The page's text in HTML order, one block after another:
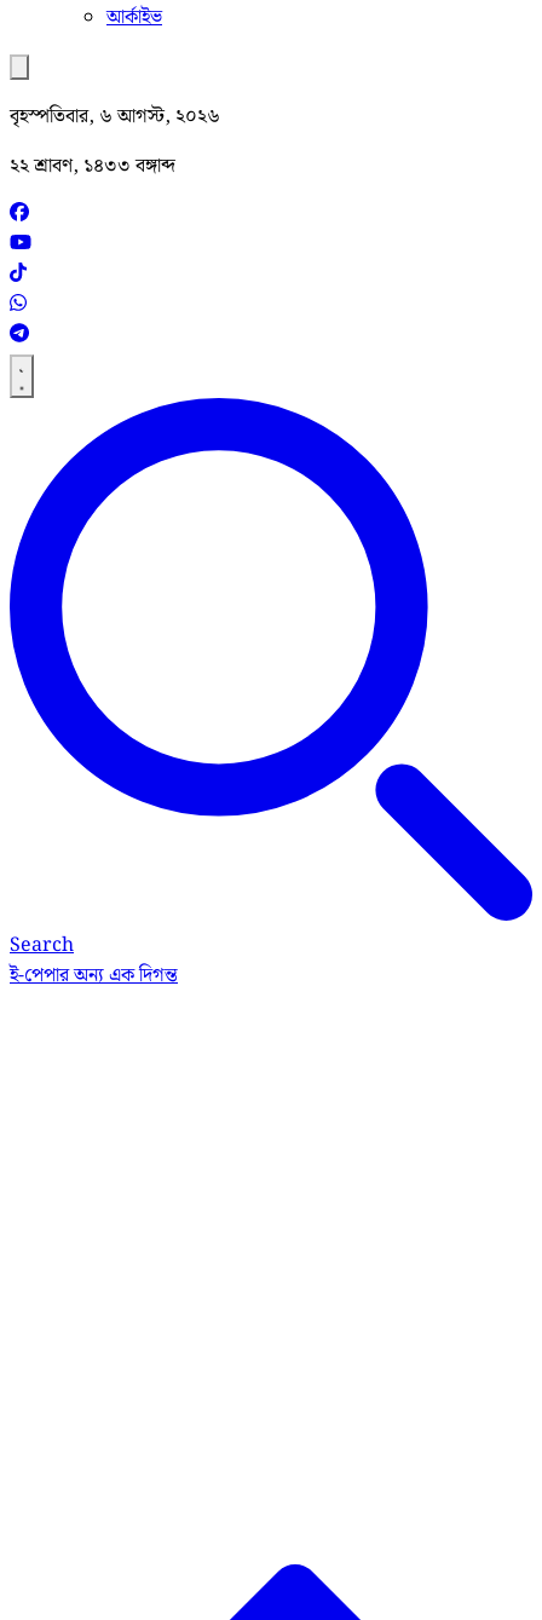
আর্কাইভ
বৃহস্পতিবার, ৬ আগস্ট, ২০২৬
২২ শ্রাবণ, ১৪৩৩ বঙ্গাব্দ
Search
ই-পেপারঅন্য এক দিগন্ত